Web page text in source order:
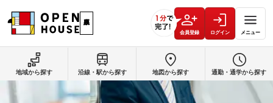
会員登録 ログイン メニュー
地域から探す 沿線・駅から探す 地図から探す 通勤・通学から探す